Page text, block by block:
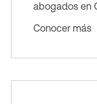
abogados en
Conocer más